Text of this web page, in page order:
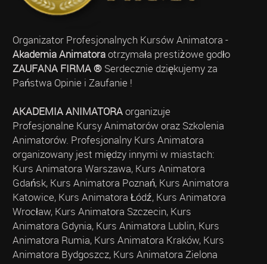
Organizator Profesjonalnych Kursów Animatora -
Akademia Animatoraotrzymała prestiżowe godło
ZAUFANA FIRMA ®Serdecznie dziękujemy za
Państwa Opinie i Zaufanie !
AKADEMIA ANIMATORAorganizuje
Profesjonalne Kursy Animatorów oraz Szkolenia
Animatorów. Profesjonalny Kurs Animatora
organizowany jest między innymi w miastach:
Kurs Animatora Warszawa, Kurs Animatora
Gdańsk, Kurs Animatora Poznań, Kurs Animatora
Katowice, Kurs Animatora Łódź, Kurs Animatora
Wrocław, Kurs Animatora Szczecin, Kurs
Animatora Gdynia, Kurs Animatora Lublin, Kurs
Animatora Rumia, Kurs Animatora Kraków, Kurs
Animatora Bydgoszcz, Kurs Animatora Zielona